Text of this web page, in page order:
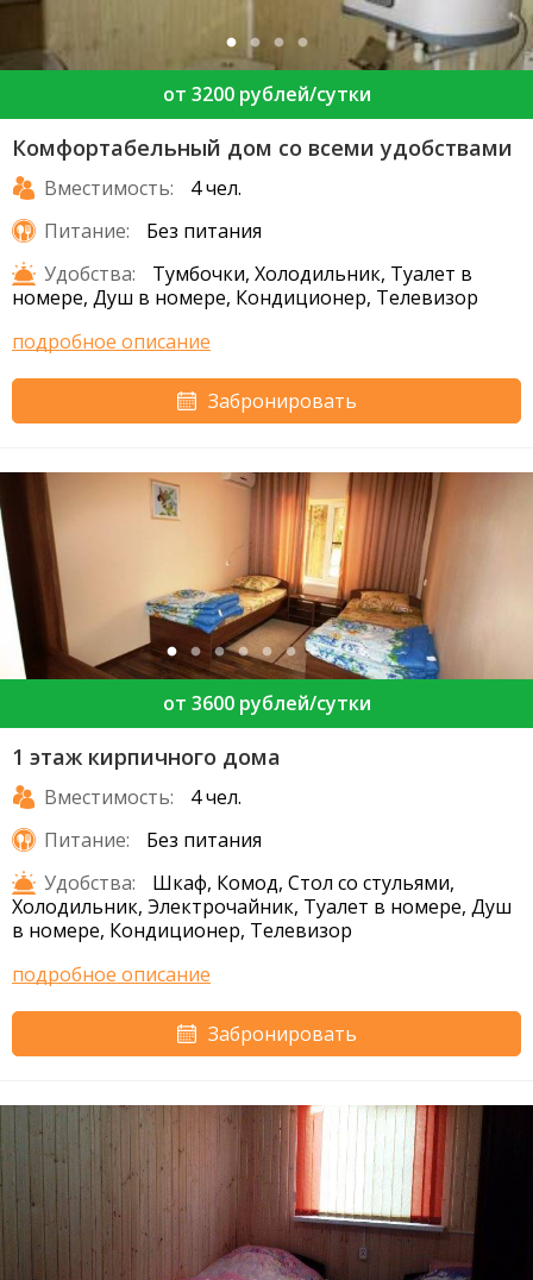
от 3200 рублей/сутки
Комфортабельный дом со всеми удобствами
Вместимость:
4 чел.
Питание:
Без питания
Удобства:
Тумбочки, Холодильник, Туалет в
номере, Душ в номере, Кондиционер, Телевизор
подробное описание
Забронировать
от 3600 рублей/сутки
1 этаж кирпичного дома
Вместимость:
4 чел.
Питание:
Без питания
Удобства:
Шкаф, Комод, Стол со стульями,
Холодильник, Электрочайник, Туалет в номере, Душ
в номере, Кондиционер, Телевизор
подробное описание
Забронировать